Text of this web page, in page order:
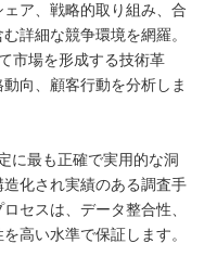
ア、戦略的取り組み、合
詳細な競争環境を網羅。
市場を形成する技術革
向、顧客行動を分析しま
に最も正確で実用的な洞
化され実績のある調査手
セスは、データ整合性、
高い水準で保証します。